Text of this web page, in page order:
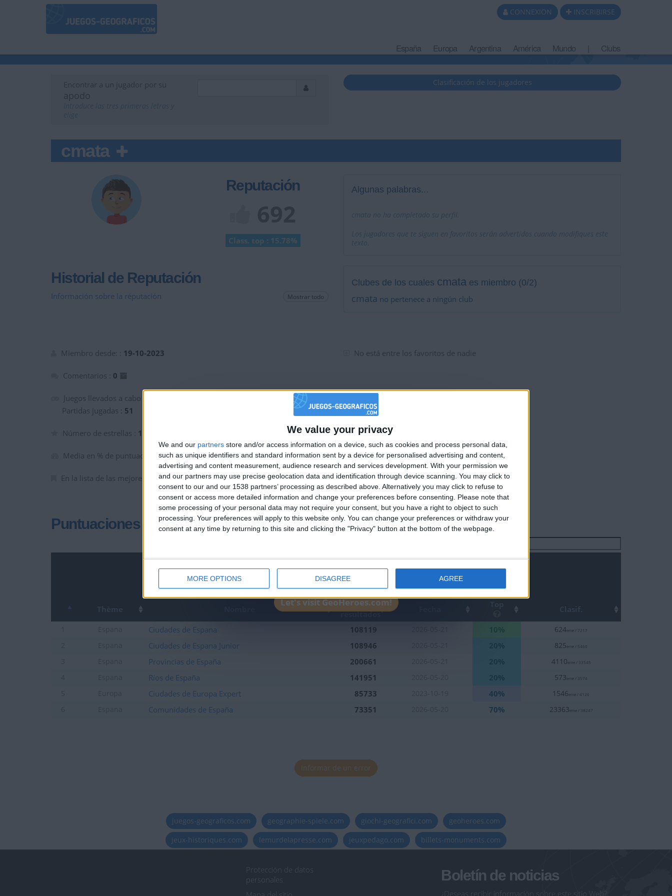
We value your privacy
We and our partners store and/or access information on a device, such as cookies and process personal data,
such as unique identifiers and standard information sent by a device for personalised advertising and content,
advertising and content measurement, audience research and services development. With your permission we
and our partners may use precise geolocation data and identification through device scanning. You may click to
consent to our and our 1538 partners’ processing as described above. Alternatively you may click to refuse to
consent or access more detailed information and change your preferences before consenting.
Please note that
some processing of your personal data may not require your consent, but you have a right to object to such
processing. Your preferences will apply to this website only. You can change your preferences or withdraw your
consent at any time by returning to this site and clicking the "Privacy" button at the bottom of the webpage.
MORE OPTIONS DISAGREE AGREE
CONNEXION INSCRIBIRSE
España Europa Argentina América Mundo Clubs
Encontrar a un jugador por su
apodo
Clasificación de los jugadores
cmata
Reputación
Class. top : 15.78%
Historial de Reputación
Información sobre la réputación Mostrar todo
Algunas palabras...
cmata no ha completado su perfil.
Los jugadores que te siguen en favoritos serán advertidos cuando modifiques este
texto.
Clubes de los cuales cmata es miembro (0/2)
cmata no pertenece a ningún club
Miembro desde: : 19-10-2023
Comentarios : 0
Juegos llevados a cabo :
Partidas jugadas : 51
Número de estrellas : 17
Media en % de puntuación max. :95.52%
En la lista de las mejores partidas :0
No está entre los favoritos de nadie
Puntuaciones
3
Thème
Mejor
resultados
Top Clasif.
Ciudades de Espana 108119 10% 624eme / 7217
Ciudades de Espana Junior 108946 20% 825eme / 5460
Provincias de España 200661 20% 4110eme / 33545
Ríos de España 141951 20% 573eme / 3574
Ciudades de Europa Expert 85733 40% 1546eme / 4126
Comunidades de España 73351 70% 23363eme / 38247
Informar de un error
juegos-geograficos.com geographie-spiele.com giochi-geografici.com
geoheroes.com
jeux-historiques.com
lemurdelapresse.com jeuxpedago.com billets-monuments.com
Protección de datos
personales
Boletín de noticias
¿Deseas recibir información sobre este sitio Web?
🇺🇸 We noticed you’re visiting from
an English-speaking country
Join our American version now and be among
the firsts to submit your score on our
leaderboards!
Let's visit GeoHeroes.com!